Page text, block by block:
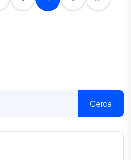
Cerca